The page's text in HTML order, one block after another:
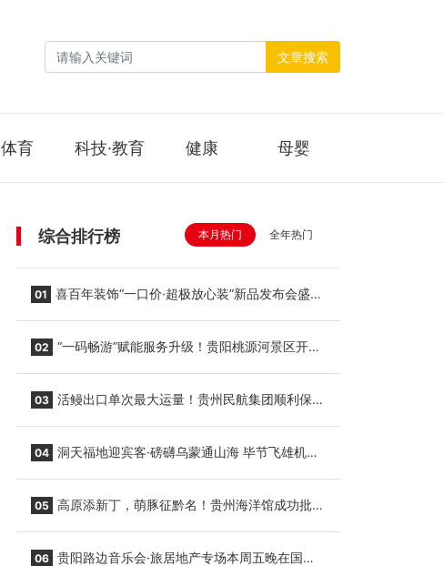
文章搜索
体育 科技·教育 健康 母婴
综合排行榜 本月热门 全年热门
01 喜百年装饰“一口价·超极放心装”新品发布会盛大
02 “一码畅游”赋能服务升级！贵阳桃源河景区开
03 活鳗出口单次最大运量！贵州民航集团顺利保障
04 洞天福地迎宾客·磅礴乌蒙通山海 毕节飞雄机场
05 高原添新丁，萌豚征黔名！贵州海洋馆成功批量
06 贵阳路边音乐会·旅居地产专场本周五晚在国际